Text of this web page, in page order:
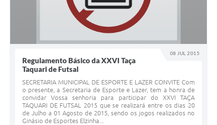
08 JUL 2015
Regulamento Básico da XXVI Taça
Taquari de Futsal
SECRETARIA MUNICIPAL DE ESPORTE E LAZER CONVITE Com
o presente, a Secretaria de Esporte e Lazer, tem a honra de
convidar Vossa senhoria para participar do XXVI TAÇA
TAQUARI DE FUTSAL 2015 que se realizará entre os dias 20
de Julho a 01 Agosto de 2015, sendo os jogos realizados no
Ginásio de Esportes Elzinha...